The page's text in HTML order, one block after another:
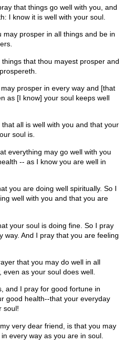
that things go well with you, and
I know it is well with your soul.
may prosper in all things and be in
that thou mayest prosper and
prosper in every way and [that
as [I know] your soul keeps well
all is well with you and that your
soul is.
everything may go well with you
-- as I know you are well in
you are doing well spiritually. So I
well with you and that you are
your soul is doing fine. So I pray
way. And I pray that you are feeling
that you may do well in all
as your soul does well.
and I pray for good fortune in
good health--that your everyday
soul!
very dear friend, is that you may
every way as you are in soul.